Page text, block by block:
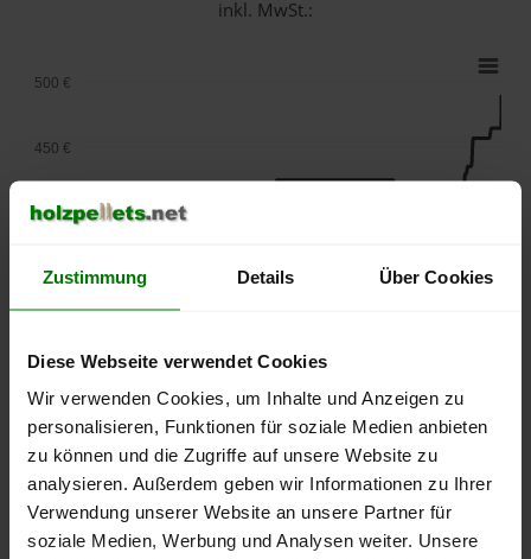
Zustimmung Details Über Cookies
Diese Webseite verwendet Cookies
Wir verwenden Cookies, um Inhalte und Anzeigen zu
personalisieren, Funktionen für soziale Medien anbieten
zu können und die Zugriffe auf unsere Website zu
analysieren. Außerdem geben wir Informationen zu Ihrer
Verwendung unserer Website an unsere Partner für
soziale Medien, Werbung und Analysen weiter. Unsere
inkl. MwSt.:
lose Ware Sackware
September
Januar
Mai
2026
250 €
350 €
400 €
450 €
500 €
Die aktuelle Preisentwicklung für Holzpellets in Deutschland